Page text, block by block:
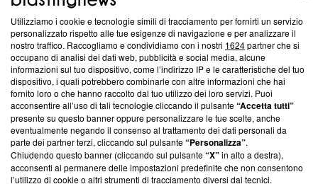
Questa sezione offre informazioni trasparenti su Blasting
News, sui nostri processi editoriali e su come ci impegniamo a
creare news di qualità. Inoltre, afferma la nostra aderenza a
‘Trust Project - News with Integrity’Blasting News non è
ancora membro del programma, ma ha richiesto di farne
parte; Trust Project non ha ancora effettuato una verifica di
conformità agli standard.
Su di noi
Team editoriale
Utilizziamo i cookie e tecnologie simili di tracciamento per fornirti un servizio
personalizzato rispetto alle tue esigenze di navigazione e per analizzare il
nostro traffico. Raccogliamo e condividiamo con i nostri 1624partner che si
occupano di analisi dei dati web, pubblicità e social media, alcune
informazioni sul tuo dispositivo, come l’indirizzo IP e le caratteristiche del tuo
dispositivo, i quali potrebbero combinarle con altre informazioni che hai
fornito loro o che hanno raccolto dal tuo utilizzo dei loro servizi. Puoi
acconsentire all’uso di tali tecnologie cliccando il pulsante“Accetta tutti”
presente su questo banner oppure personalizzare le tue scelte, anche
eventualmente negando il consenso al trattamento dei dati personali da
parte dei partner terzi, cliccando sul pulsante“Personalizza”.
Chiudendo questo banner (cliccando sul pulsante“X”in alto a destra),
acconsenti al permanere delle impostazioni predefinite che non consentono
l’utilizzo di cookie o altri strumenti di tracciamento diversi dai tecnici.